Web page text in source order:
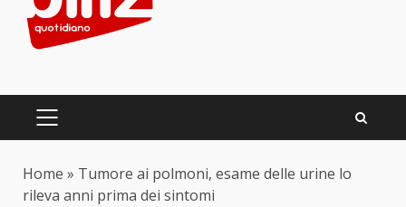
PRIMARY
Home » Tumore ai polmoni, esame delle urine lo
rileva anni prima dei sintomi